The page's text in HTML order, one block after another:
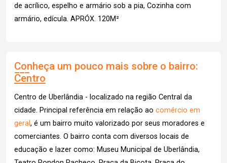
de acrílico, espelho e armário sob a pia, Cozinha com
armário, edícula. APRÓX. 120M²
Conheça um pouco mais sobre o bairro:
Centro
Centro de Uberlândia - localizado na região Central da
cidade. Principal referência em relação ao comércio em
geral, é um bairro muito valorizado por seus moradores e
comerciantes. O bairro conta com diversos locais de
educação e lazer como: Museu Municipal de Uberlândia,